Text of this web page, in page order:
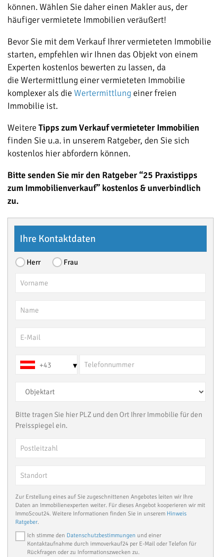
können. Wählen Sie daher einen Makler aus, der
häufiger vermietete Immobilien veräußert!
Bevor Sie mit dem Verkauf Ihrer vermieteten Immobilie
starten, empfehlen wir Ihnen das Objekt von einem
Experten kostenlos bewerten zu lassen, da
die Wertermittlung einer vermieteten Immobilie
komplexer als die Wertermittlung einer freien
Immobilie ist.
Weitere Tipps zum Verkauf vermieteter Immobilien
finden Sie u.a. in unserem Ratgeber, den Sie sich
kostenlos hier abfordern können.
Bitte senden Sie mir den Ratgeber “25 Praxistipps
zum Immobilienverkauf” kostenlos & unverbindlich
zu.
Ihre Kontaktdaten
Herr Frau
+43 ▾
Bitte tragen Sie hier PLZ und den Ort Ihrer Immobilie für den
Preisspiegel ein.
Zur Erstellung eines auf Sie zugeschnittenen Angebotes leiten wir Ihre
Daten an Immobilienexperten weiter. Für dieses Angebot kooperieren wir mit
ImmoScout24. Weitere Informationen finden Sie in unserem Hinweis
Ratgeber.
Ich stimme den Datenschutzbestimmungen und einer
Kontaktaufnahme durch immoverkauf24 per E-Mail oder Telefon für
Rückfragen oder zu Informationszwecken zu.